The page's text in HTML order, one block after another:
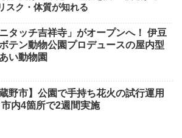
スク・体質が知れる
ニタッチ吉祥寺」がオープンへ！ 伊豆
テン動物公園プロデュースの屋内型
い動物園
蔵野市】公園で手持ち花火の試行運用
内4箇所で2週間実施